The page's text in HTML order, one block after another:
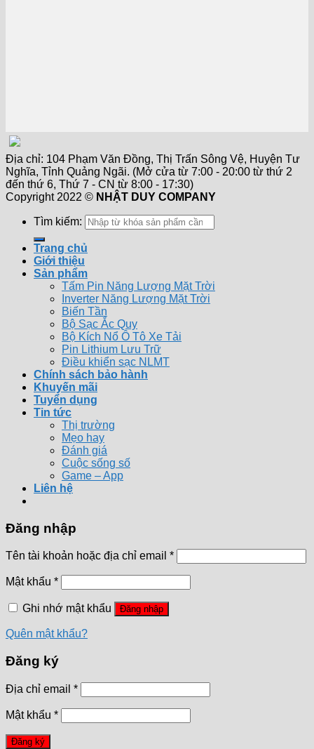
Địa chỉ: 104 Phạm Văn Đồng, Thị Trấn Sông Vệ, Huyện Tư
Nghĩa, Tỉnh Quảng Ngãi. (Mở cửa từ 7:00 - 20:00 từ thứ 2
đến thứ 6, Thứ 7 - CN từ 8:00 - 17:30)
Copyright 2022 © NHẬT DUY COMPANY
Tìm kiếm:
Trang chủ
Giới thiệu
Sản phẩm
Tấm Pin Năng Lượng Mặt Trời
Inverter Năng Lượng Mặt Trời
Biến Tần
Bộ Sạc Ắc Quy
Bộ Kích Nổ Ô Tô Xe Tải
Pin Lithium Lưu Trữ
Điều khiển sạc NLMT
Chính sách bảo hành
Khuyến mãi
Tuyển dụng
Tin tức
Thị trường
Mẹo hay
Đánh giá
Cuộc sống số
Game – App
Liên hệ
Đăng nhập
Tên tài khoản hoặc địa chỉ email *
Mật khẩu *
Ghi nhớ mật khẩu Đăng nhập
Quên mật khẩu?
Đăng ký
Địa chỉ email *
Mật khẩu *
Đăng ký